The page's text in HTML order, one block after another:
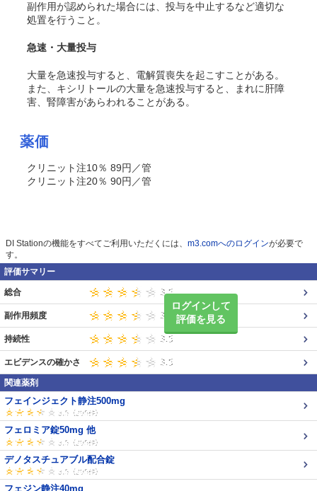
副作用が認められた場合には、投与を中止するなど適切な
処置を行うこと。
急速・大量投与
大量を急速投与すると、電解質喪失を起こすことがある。
また、キシリトールの大量を急速投与すると、まれに肝障
害、腎障害があらわれることがある。
薬価
クリニット注10％ 89円／管
クリニット注20％ 90円／管
DI Stationの機能をすべてご利用いただくには、 m3.comへのログインが必要で
す。
評価サマリー
ログインして
評価を見る
総合
副作用頻度
持続性
エビデンスの確かさ
関連薬剤
フェインジェクト静注500mg
フェロミア錠50mg 他
デノタスチュアブル配合錠
フェジン静注40mg